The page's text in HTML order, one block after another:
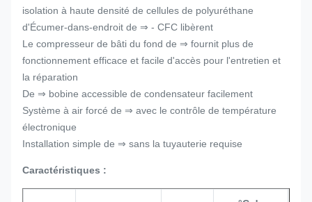
isolation à haute densité de cellules de polyuréthane
d'Écumer-dans-endroit de ⇒ - CFC libèrent
Le compresseur de bâti du fond de ⇒ fournit plus de
fonctionnement efficace et facile d'accès pour l'entretien et
la réparation
De ⇒ bobine accessible de condensateur facilement
Système à air forcé de ⇒ avec le contrôle de température
électronique
Installation simple de ⇒ sans la tuyauterie requise
Caractéristiques :